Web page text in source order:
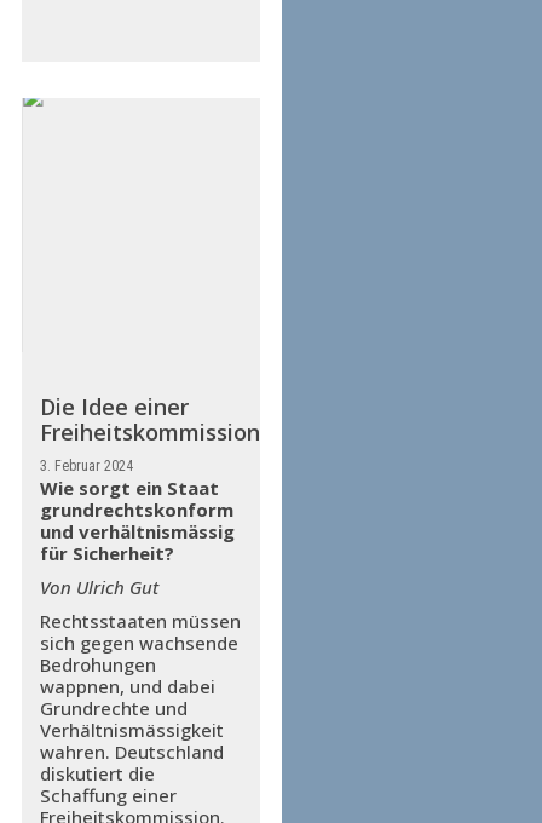
Die Idee einer
Freiheitskommission
3. Februar 2024
Wie sorgt ein Staat
grundrechtskonform
und verhältnismässig
für Sicherheit?
Von Ulrich Gut
Rechtsstaaten müssen
sich gegen wachsende
Bedrohungen
wappnen, und dabei
Grundrechte und
Verhältnismässigkeit
wahren. Deutschland
diskutiert die
Schaffung einer
Freiheitskommission.